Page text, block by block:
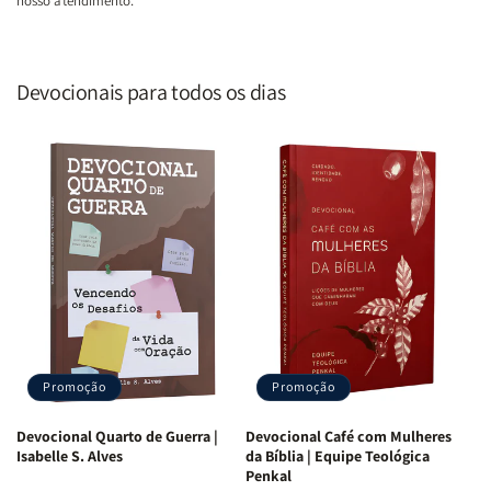
Devocionais para todos os dias
Promoção
Devocional Quarto de Guerra |
Isabelle S. Alves
Promoção
Devocional Café com Mulheres
da Bíblia | Equipe Teológica
Penkal